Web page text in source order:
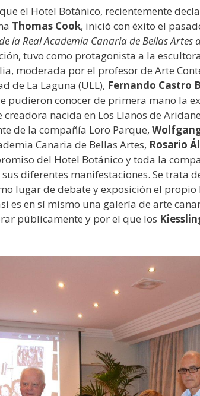
el Hotel Botánico, recientemente
Thomas Cook, inició con éxito el
la Real Academia Canaria de Bellas Artes
tuvo como protagonista a la
moderada por el profesor de Arte
de La Laguna (ULL), Fernando Castro
pudieron conocer de primera mano la
nacida en Los Llanos de
de la compañía Loro Parque,
Canaria de Bellas Artes, Rosario
del Hotel Botánico y toda la
diferentes manifestaciones. Se trata
lugar de debate y exposición el propio
es en sí mismo una galería de arte
públicamente y por el que los